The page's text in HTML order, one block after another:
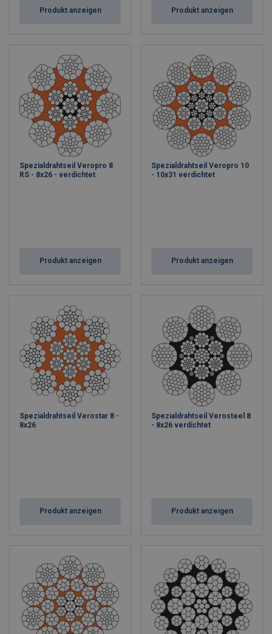
Produkt anzeigen Produkt anzeigen
Spezialdrahtseil Veropro 8
RS - 8x26 - verdichtet
Produkt anzeigen
Spezialdrahtseil Veropro 10
- 10x31 verdichtet
Produkt anzeigen
Spezialdrahtseil Verostar 8 -
8x26
Produkt anzeigen
Spezialdrahtseil Verosteel 8
- 8x26 verdichtet
Produkt anzeigen